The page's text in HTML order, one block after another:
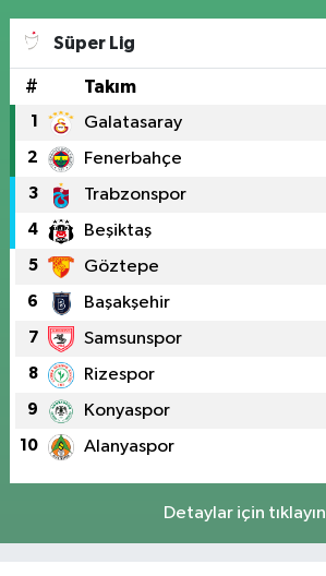
Süper Lig
# Takım
1 Galatasaray
2 Fenerbahçe
3 Trabzonspor
4 Beşiktaş
5 Göztepe
6 Başakşehir
7 Samsunspor
8 Rizespor
9 Konyaspor
10 Alanyaspor
Detaylar için tıklayın